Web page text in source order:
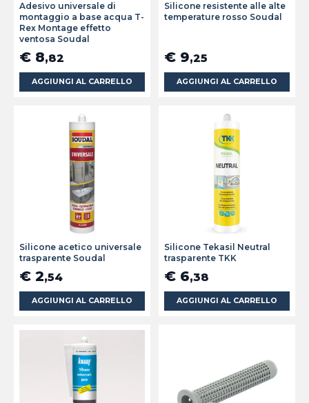
Adesivo universale di
montaggio a base acqua T-
Rex Montage effetto
ventosa Soudal
€ 8,82
AGGIUNGI AL CARRELLO
Silicone resistente alle alte
temperature rosso Soudal
€ 9,25
AGGIUNGI AL CARRELLO
Silicone acetico universale
trasparente Soudal
€ 2,54
AGGIUNGI AL CARRELLO
Silicone Tekasil Neutral
trasparente TKK
€ 6,38
AGGIUNGI AL CARRELLO